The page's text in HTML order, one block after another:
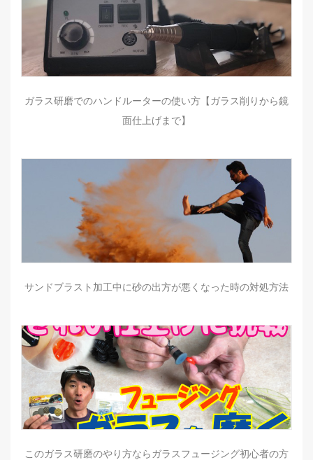
ガラス研磨でのハンドルーターの使い方【ガラス削りから鏡
面仕上げまで】
サンドブラスト加工中に砂の出方が悪くなった時の対処方法
このガラス研磨のやり方ならガラスフュージング初心者の方